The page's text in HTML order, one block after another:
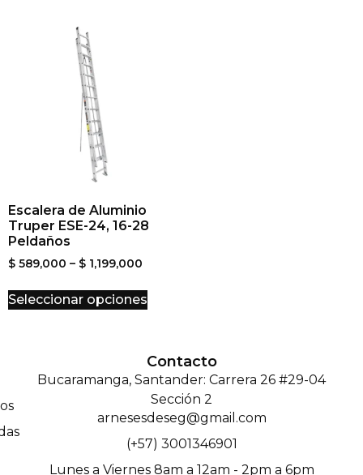
Escalera de Aluminio
Truper ESE-24, 16-28
Peldaños
$ 589,000 – $ 1,199,000
Seleccionar opciones
Contacto
Bucaramanga, Santander: Carrera 26 #29-04
Sección 2
arnesesdeseg@gmail.com
(+57) 3001346901
Lunes a Viernes 8am a 12am - 2pm a 6pm